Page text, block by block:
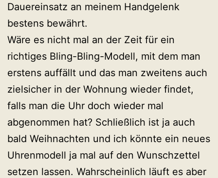
Dauereinsatz an meinem Handgelenk
bestens bewährt.
Wäre es nicht mal an der Zeit für ein
richtiges Bling-Bling-Modell, mit dem man
erstens auffällt und das man zweitens auch
zielsicher in der Wohnung wieder findet,
falls man die Uhr doch wieder mal
abgenommen hat? Schließlich ist ja auch
bald Weihnachten und ich könnte ein neues
Uhrenmodell ja mal auf den Wunschzettel
setzen lassen. Wahrscheinlich läuft es aber